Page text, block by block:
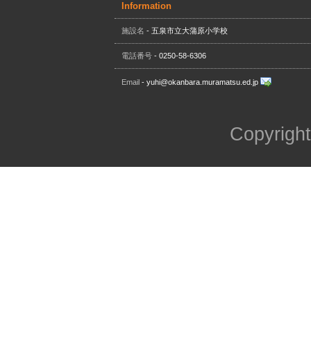
Information
施設名 - 五泉市立大蒲原小学校
電話番号 - 0250-58-6306
Email - yuhi@okanbara.muramatsu.ed.jp